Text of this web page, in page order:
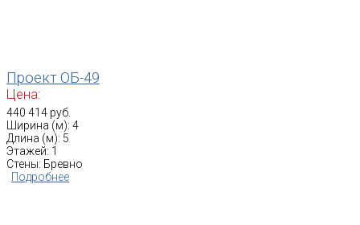
Проект ОБ-49
Цена:
440 414 руб.
Ширина (м): 4
Длина (м): 5
Этажей: 1
Стены: Бревно
Подробнее